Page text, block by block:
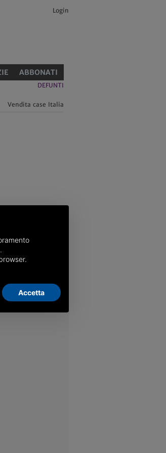
Login
ABBONATI
DEFUNTI
Vendita case Italia
Accetta